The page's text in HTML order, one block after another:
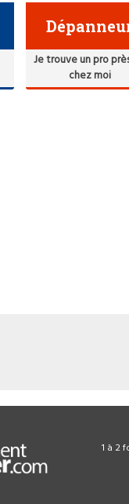
Je trouve un pro
chez moi
1 à 2